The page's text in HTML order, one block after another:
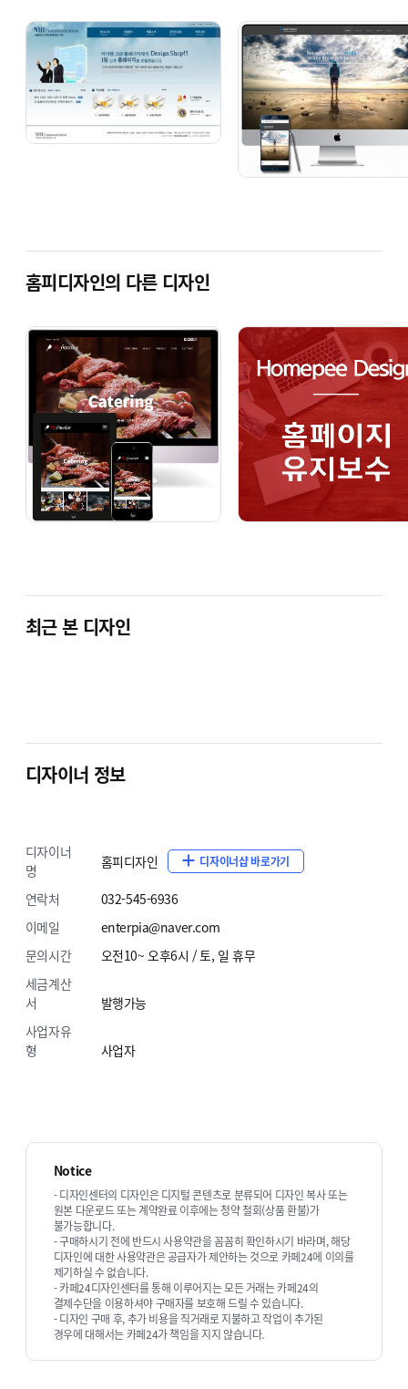
BZer 1022 [동영상 기업]
단순복사 : ￦ 200,000
BZer 1023 [기업 반응형]
단순복사 : ￦ 200,000
BZer 1024 [기업 반응형]
기본내장~
ECBIZ 7801 [반응형]
단순복사 : ￦ 200,000
ECBIZ 7802 [반응형]
ECBIZ 7803 [반응형]
단순복사 : ￦ 200,000
단순복사 : ￦ 200,000
홈피디자인의 다른 디자인
최근 본 디자인
디자이너 정보
디자이너
명
홈피디자인 디자이너샵 바로가기
연락처
032-545-6936
이메일
enterpia@naver.com
문의시간
오전10~ 오후6시 / 토, 일 휴무
세금계산
서
발행가능
사업자유
형
사업자
Notice
- 디자인센터의 디자인은 디지털 콘텐츠로 분류되어 디자인 복사 또는
원본 다운로드 또는 계약완료 이후에는 청약 철회(상품 환불)가
불가능합니다.
- 구매하시기 전에 반드시 사용약관을 꼼꼼히 확인하시기 바라며, 해당
디자인에 대한 사용약관은 공급자가 제안하는 것으로 카페24에 이의를
제기하실 수 없습니다.
- 카페24디자인센터를 통해 이루어지는 모든 거래는 카페24의
결제수단을 이용하셔야 구매자를 보호해 드릴 수 있습니다.
- 디자인 구매 후, 추가 비용을 직거래로 지불하고 작업이 추가된
경우에 대해서는 카페24가 책임을 지지 않습니다.